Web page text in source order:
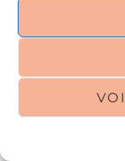
This site
agree to its